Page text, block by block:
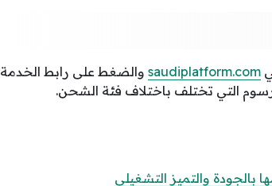
saudiplatform.com والضغط على رابط الخدمة
التي تختلف باختلاف فئة الشحن.